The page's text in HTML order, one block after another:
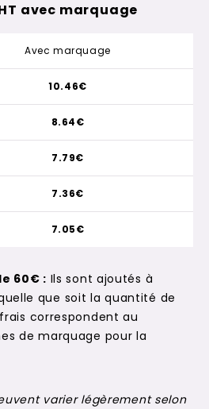
avec marquage
Avec marquage
10.46€
8.64€
7.79€
7.36€
7.05€
60€ : Ils sont ajoutés à
que soit la quantité de
correspondent au
de marquage pour la
varier légèrement selon